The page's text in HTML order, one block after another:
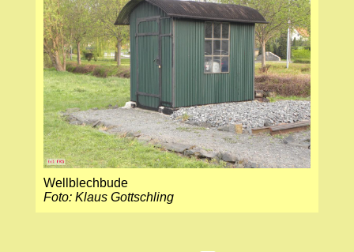
Wellblechbude
Foto: Klaus Gottschling